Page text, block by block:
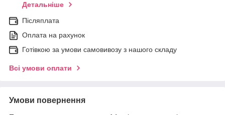
Детальніше
Післяплата
Оплата на рахунок
Готівкою за умови самовивозу з нашого складу
Всі умови оплати
Умови повернення